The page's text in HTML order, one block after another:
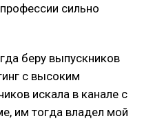
сильно
беру выпускников
с высоким
искала в канале с
им тогда владел мой